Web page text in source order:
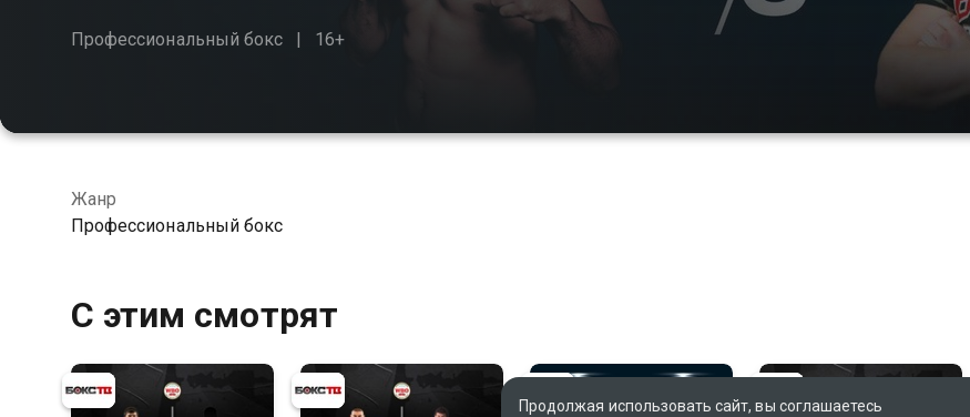
Профессиональный бокс 16+
Жанр
Профессиональный бокс
С этим смотрят
Продолжая использовать сайт, вы соглашаетесь